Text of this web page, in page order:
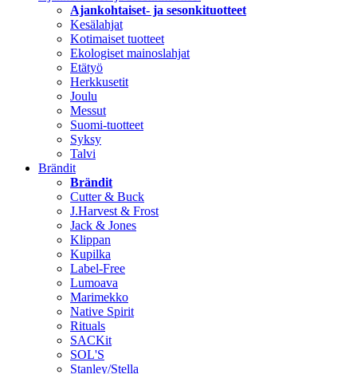
Ajankohtaiset- ja sesonkituotteet
Kesälahjat
Kotimaiset tuotteet
Ekologiset mainoslahjat
Etätyö
Herkkusetit
Joulu
Messut
Suomi-tuotteet
Syksy
Talvi
Brändit
Brändit
Cutter & Buck
J.Harvest & Frost
Jack & Jones
Klippan
Kupilka
Label-Free
Lumoava
Marimekko
Native Spirit
Rituals
SACKit
SOL'S
Stanley/Stella